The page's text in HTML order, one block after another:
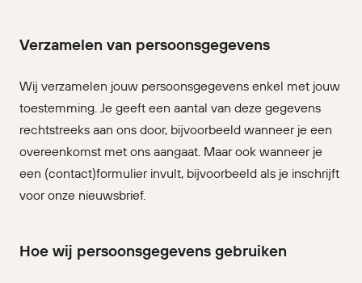
Verzamelen van persoonsgegevens
Wij verzamelen jouw persoonsgegevens enkel met jouw
toestemming. Je geeft een aantal van deze gegevens
rechtstreeks aan ons door, bijvoorbeeld wanneer je een
overeenkomst met ons aangaat. Maar ook wanneer je
een (contact)formulier invult, bijvoorbeeld als je inschrijft
voor onze nieuwsbrief.
Hoe wij persoonsgegevens gebruiken